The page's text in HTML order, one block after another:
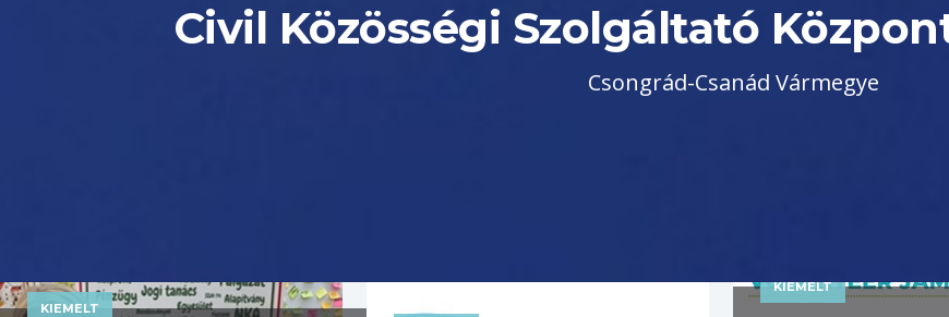
Civil Közösségi Szolgáltató
Csongrád-Csanád Vármegye
KIEMELT
KIEMELT